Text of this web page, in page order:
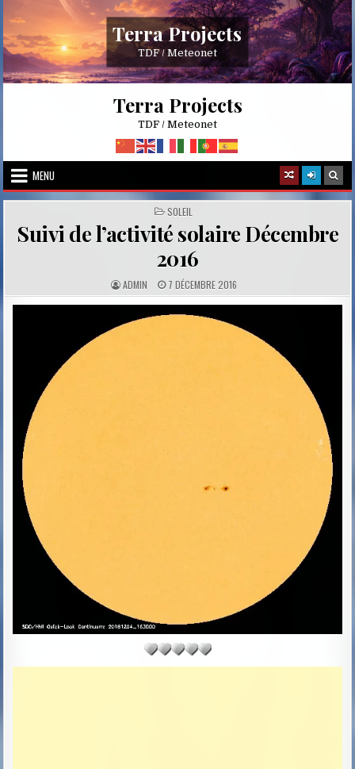
content
Terra Projects
TDF / Meteonet
Terra Projects
TDF / Meteonet
MENU
POSTED
IN
SOLEIL
Suivi de l’activité solaire Décembre
2016
A
U
T
O
R
ADMIN P
U
B
L
7 DÉCEMBRE 2016